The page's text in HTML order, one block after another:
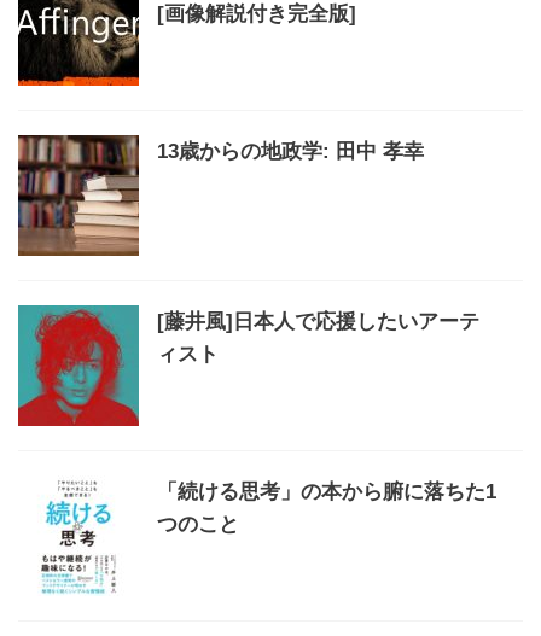
[画像解説付き完全版]
13歳からの地政学: 田中 孝幸
[藤井風]日本人で応援したいアーテ
ィスト
「続ける思考」の本から腑に落ちた1
つのこと